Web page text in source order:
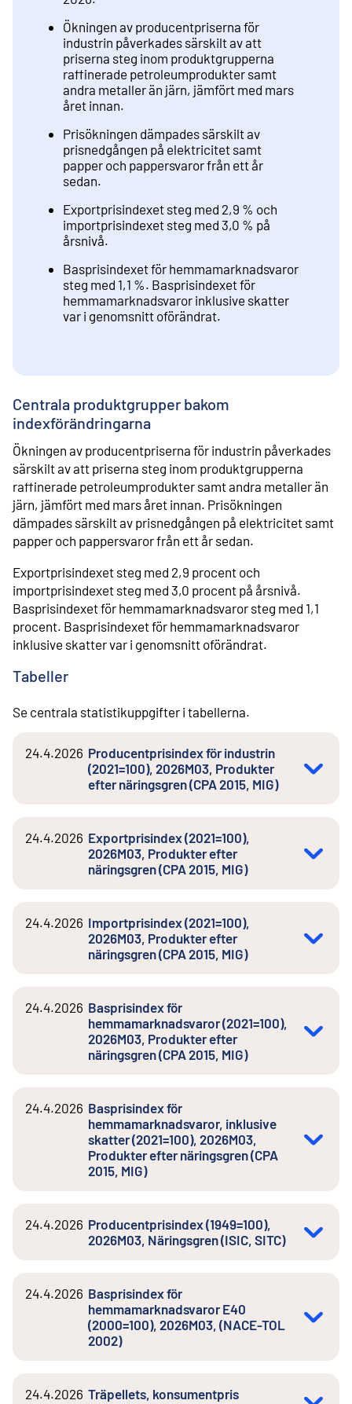
Ökningen av producentpriserna för
industrin påverkades särskilt av att
priserna steg inom produktgrupperna
raffinerade petroleumprodukter samt
andra metaller än järn, jämfört med mars
året innan.
Prisökningen dämpades särskilt av
prisnedgången på elektricitet samt
papper och pappersvaror från ett år
sedan.
Exportprisindexet steg med 2,9 % och
importprisindexet steg med 3,0 % på
årsnivå.
Basprisindexet för hemmamarknadsvaror
steg med 1,1 %. Basprisindexet för
hemmamarknadsvaror inklusive skatter
var i genomsnitt oförändrat.
Centrala produktgrupper bakom
indexförändringarna
Ökningen av producentpriserna för industrin påverkades
särskilt av att priserna steg inom produktgrupperna
raffinerade petroleumprodukter samt andra metaller än
järn, jämfört med mars året innan. Prisökningen
dämpades särskilt av prisnedgången på elektricitet samt
papper och pappersvaror från ett år sedan.
Exportprisindexet steg med 2,9 procent och
importprisindexet steg med 3,0 procent på årsnivå.
Basprisindexet för hemmamarknadsvaror steg med 1,1
procent. Basprisindexet för hemmamarknadsvaror
inklusive skatter var i genomsnitt oförändrat.
Tabeller
Se centrala statistikuppgifter i tabellerna.
24.4.2026 Producentprisindex för industrin
(2021=100), 2026M03, Produkter
efter näringsgren (CPA 2015, MIG)
24.4.2026 Exportprisindex (2021=100),
2026M03, Produkter efter
näringsgren (CPA 2015, MIG)
24.4.2026 Importprisindex (2021=100),
2026M03, Produkter efter
näringsgren (CPA 2015, MIG)
24.4.2026 Basprisindex för
hemmamarknadsvaror (2021=100),
2026M03, Produkter efter
näringsgren (CPA 2015, MIG)
24.4.2026 Basprisindex för
hemmamarknadsvaror, inklusive
skatter (2021=100), 2026M03,
Produkter efter näringsgren (CPA
2015, MIG)
24.4.2026 Producentprisindex (1949=100),
2026M03, Näringsgren (ISIC, SITC)
24.4.2026 Basprisindex för
hemmamarknadsvaror E40
(2000=100), 2026M03, (NACE-TOL
2002)
24.4.2026 Träpellets, konsumentpris